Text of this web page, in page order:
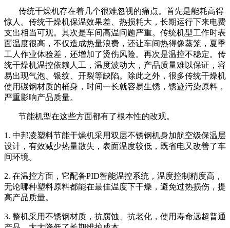
传统干燥机存在着几个很难忽视的痛点。首先是能耗高得
惊人。传统干燥机保温效果差、热损耗大，长期运行下来电费
支出相当可观。其次是车间高温问题严重。传统机型工作时表
面温度很高，不仅造成热量浪费，还让车间热得像蒸笼，夏季
工人作业体验差，还增加了烫伤风险。再次是温控不稳定。传
统干燥机温控依赖人工，温度波动大，产品质量难以保证，容
易出现气泡、银纹、开裂等缺陷。除此之外，很多传统干燥机
使用碳钢材质的桶身，时间一长就容易生锈，锈迹污染原料，
严重影响产品质量。
节能机型在这些方面都有了根本性的改观。
1. 中邦凌塑料节能干燥机采用双层不锈钢机身加航空级保温层
设计，有效减少热量散失，表面温度较低，既省电又改善了车
间环境。
2. 在温控方面，它配备PID智能温控系统，温度控制精度高，
无论哪种塑料原料都能在最佳温度下干燥，避免过热损伤，提
高产品质量。
3. 整机采用不锈钢材质，抗腐蚀、抗老化，使用寿命远超普通